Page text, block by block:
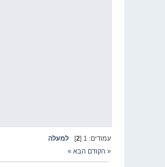
עמודים: 1
[
2
]למעלה
« הקודם הבא »